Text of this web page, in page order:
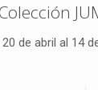
de abril al 14